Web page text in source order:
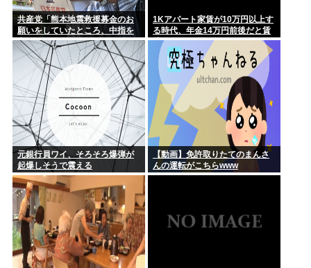
共産党「熊本地震救援募金のお
願いをしていたところ、中指を
立てられました。嫌がらせ酷
い」
1Kアパート家賃が10万円以上す
る時代、年金14万円前後だと賃
貸の人は無理じゃね？
元銀行員ワイ、そろそろ爆弾が
起爆しそうで震える
【動画】免許取りたてのまんさ
んの運転がこちらwww